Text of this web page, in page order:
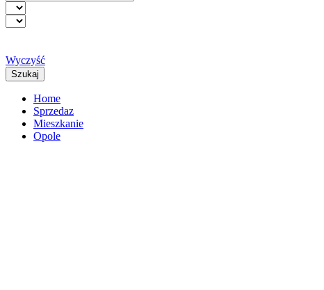
Wyczyść
Szukaj
Home
Sprzedaz
Mieszkanie
Opole